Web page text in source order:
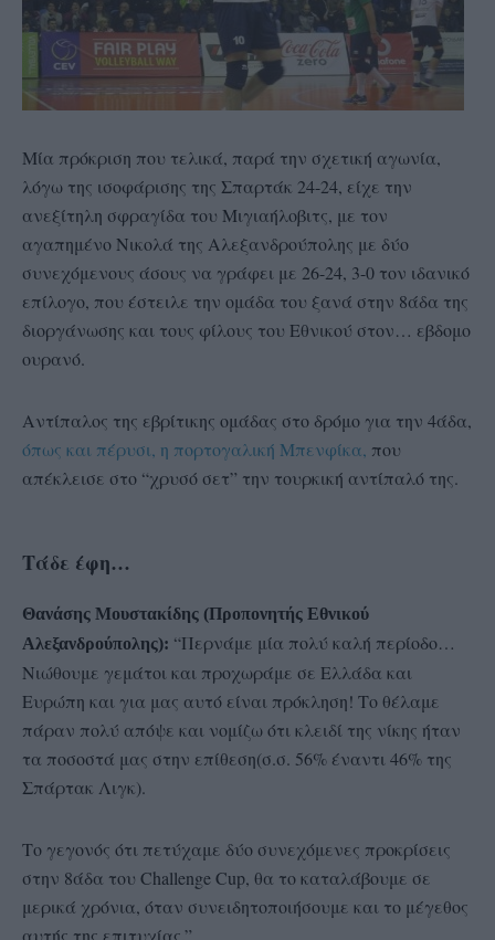
Μία πρόκριση που τελικά, παρά την σχετική αγωνία,
λόγω της ισοφάρισης της Σπαρτάκ 24-24, είχε την
ανεξίτηλη σφραγίδα του Μιγιαήλοβιτς, με τον
αγαπημένο Νικολά της Αλεξανδρούπολης με δύο
συνεχόμενους άσους να γράφει με 26-24, 3-0 τον ιδανικό
επίλογο, που έστειλε την ομάδα του ξανά στην 8άδα της
διοργάνωσης και τους φίλους του Εθνικού στον… εβδομο
ουρανό.
Αντίπαλος της εβρίτικης ομάδας στο δρόμο για την 4άδα,
όπως και πέρυσι, η πορτογαλική Μπενφίκα, που
απέκλεισε στο “χρυσό σετ” την τουρκική αντίπαλό της.
Τάδε έφη…
Θανάσης Μουστακίδης (Προπονητής Εθνικού
Αλεξανδρούπολης): “Περνάμε μία πολύ καλή περίοδο…
Νιώθουμε γεμάτοι και προχωράμε σε Ελλάδα και
Ευρώπη και για μας αυτό είναι πρόκληση! Το θέλαμε
πάραν πολύ απόψε και νομίζω ότι κλειδί της νίκης ήταν
τα ποσοστά μας στην επίθεση(σ.σ. 56% έναντι 46% της
Σπάρτακ Λιγκ).
Το γεγονός ότι πετύχαμε δύο συνεχόμενες προκρίσεις
στην 8άδα του Challenge Cup, θα το καταλάβουμε σε
μερικά χρόνια, όταν συνειδητοποιήσουμε και το μέγεθος
αυτής της επιτυχίας.”